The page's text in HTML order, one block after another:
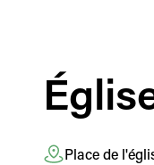
Place de